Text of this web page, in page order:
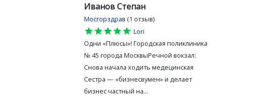
Иванов Степан
Мосгорздрав (1 отзыв)
star
star
star
star
star
Lori
Одни «Плюсы»! Городская поликлиника
№ 45 города МосквыРечной вокзал:
Снова начала ходить медецинская
Сестра — «бизнесвумен» и делает
бизнес частный на...